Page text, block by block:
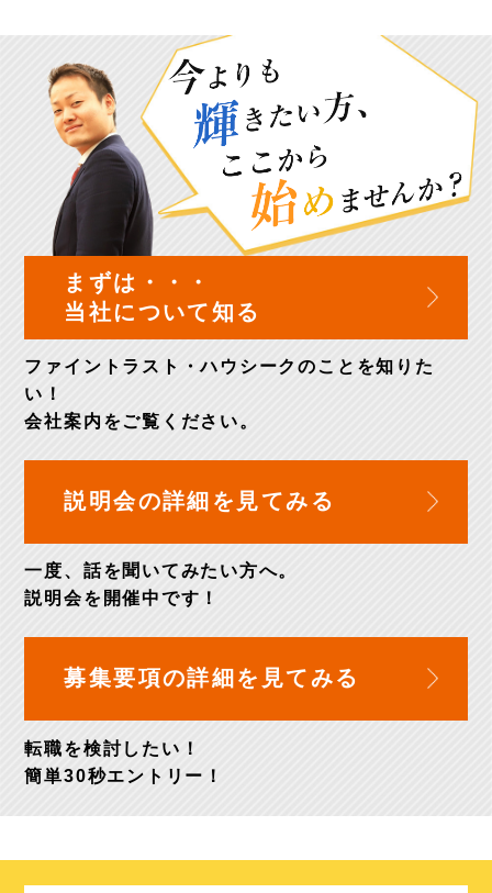
まずは・・・
当社について知る
ファイントラスト・ハウシークのことを知りた
い！
会社案内 をご覧ください。
説明会の詳細を 見てみる
一度、話を聞いてみたい方へ。
説明会を開催中です！
募集要項の詳細を 見てみる
転職を検討したい！
簡単30秒エントリー！